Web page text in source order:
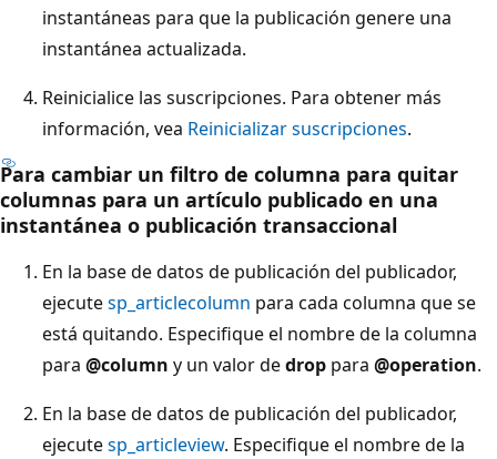
instantáneas para que la publicación genere una
instantánea actualizada.
Reinicialice las suscripciones. Para obtener más
información, vea Reinicializar suscripciones.
Para cambiar un filtro de columna para quitar
columnas para un artículo publicado en una
instantánea o publicación transaccional
En la base de datos de publicación del publicador,
ejecutesp_articlecolumn para cada columna que se
está quitando. Especifique el nombre de la columna
para @column y un valor dedrop para @operation.
En la base de datos de publicación del publicador,
ejecutesp_articleview. Especifique el nombre de la